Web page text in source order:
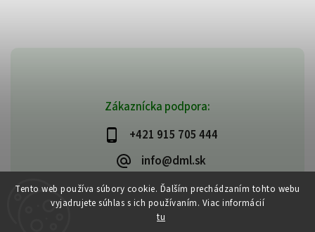
Tento web používa súbory cookie. Ďalším prechádzaním tohto webu
vyjadrujete súhlas s ich používaním. Viac informácií
tu
Zákaznícka podpora:
+421 915 705 444
info@dml.sk